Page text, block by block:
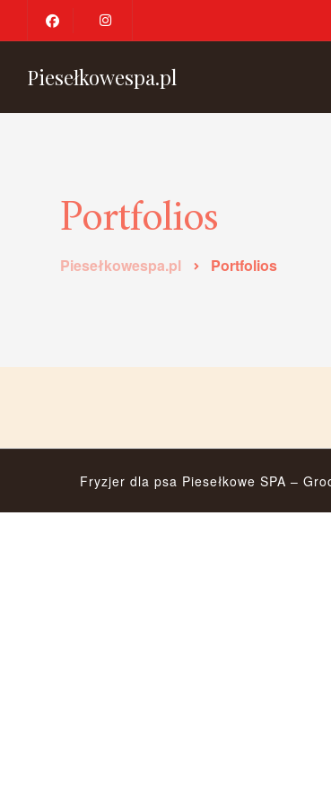
Piesełkowespa.pl
Portfolios
Piesełkowespa.pl Portfolios
Fryzjer dla psa Piesełkowe SPA –